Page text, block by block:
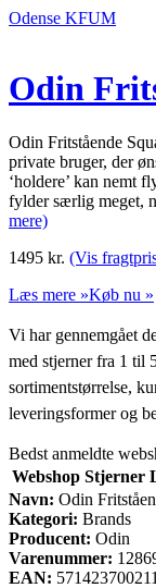
Odense KFUM
Odin
Odin Fritstående
private bruger, der
‘holdere’ kan nemt
fylder særlig meget,
mere)
1495 kr. (Vis
Læs mere »Køb nu »
Vi har gennemgået
med stjerner fra 1 til
sortimentstørrelse,
leveringsformer og
Bedst anmeldte
Webshop Stjerner
Navn: Odin
Kategori: Brands
Producent: Odin
Varenummer:
EAN: